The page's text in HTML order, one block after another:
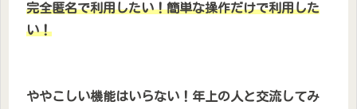
完全匿名で利用したい！簡単な操作だけで利用した
い！
ややこしい機能はいらない！年上の人と交流してみ